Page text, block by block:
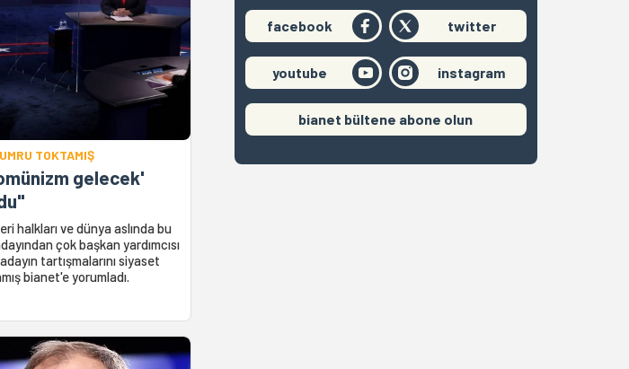
TOKTAMIŞ
gelecek'
halkları ve dünya aslında bu
çok başkan yardımcısı
tartışmalarını siyaset
bianet'e yorumladı.
facebook twitter
youtube instagram
bianet bültene abone olun